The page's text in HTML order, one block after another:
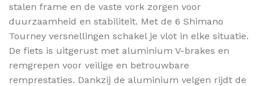
stalen frame en de vaste vork zorgen voor
duurzaamheid en stabiliteit. Met de 6 Shimano
Tourney versnellingen schakel je vlot in elke situatie.
De fiets is uitgerust met aluminium V-brakes en
remgrepen voor veilige en betrouwbare
remprestaties. Dankzij de aluminium velgen rijdt de